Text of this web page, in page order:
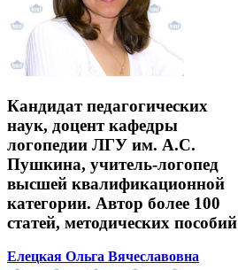
Кандидат педагогических
наук, доцент кафедры
логопедии ЛГУ им. А.С.
Пушкина, учитель-логопед
высшей квалификационной
категории. Автор более 100
статей, методических пособий
Елецкая Ольга Вячеславовна